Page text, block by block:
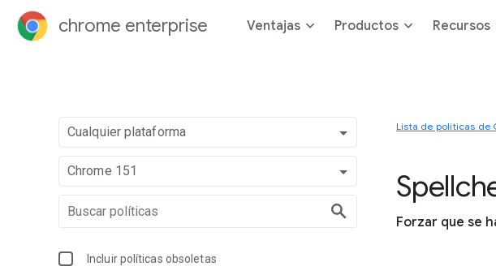
chrome enterprise Ventajas Productos Recursos
Cualquier plataforma
Chrome 151
Incluir políticas obsoletas
Lista de políticas de
Forzar que se